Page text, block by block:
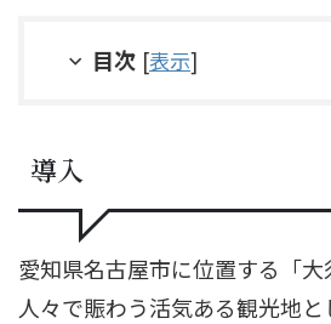
目次 [表示]
導入
愛知県名古屋市に位置する「
人々で賑わう活気ある観光地と